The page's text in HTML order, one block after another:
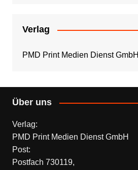
Verlag
PMD Print Medien Dienst GmbH
Über uns
Verlag:
PMD Print Medien Dienst GmbH
Post:
Postfach 730119,